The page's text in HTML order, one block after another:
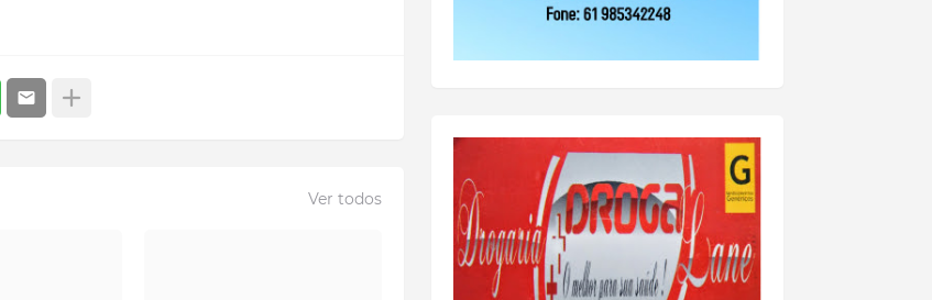
Ver todos